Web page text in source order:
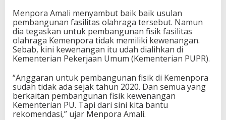
Menpora Amali menyambut baik baik usulan
pembangunan fasilitas olahraga tersebut. Namun
dia tegaskan untuk pembangunan fisik fasilitas
olahraga Kemenpora tidak memiliki kewenangan.
Sebab, kini kewenangan itu udah dialihkan di
Kementerian Pekerjaan Umum (Kementerian PUPR).
“Anggaran untuk pembangunan fisik di Kemenpora
sudah tidak ada sejak tahun 2020. Dan semua yang
berkaitan pembangunan fisik kewenangan
Kementerian PU. Tapi dari sini kita bantu
rekomendasi,” ujar Menpora Amali.